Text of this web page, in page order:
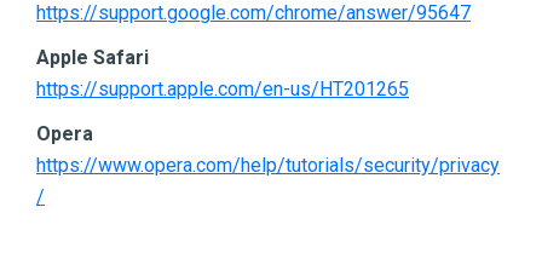
https://support.google.com/chrome/answer/95647
Apple Safari
https://support.apple.com/en-us/HT201265
Opera
https://www.opera.com/help/tutorials/security/privacy
/